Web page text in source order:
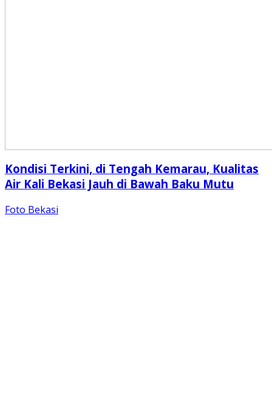
Kondisi Terkini, di Tengah Kemarau, Kualitas
Air Kali Bekasi Jauh di Bawah Baku Mutu
Foto Bekasi